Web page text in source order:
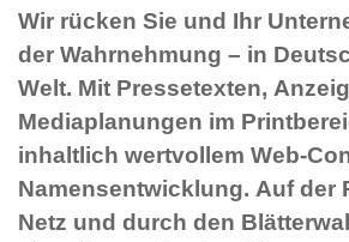
Wir rücken Sie und Ihr
der Wahrnehmung – in
Welt. Mit Pressetexten,
Mediaplanungen im
inhaltlich wertvollem Web-
Namensentwicklung. Auf der
Netz und durch den